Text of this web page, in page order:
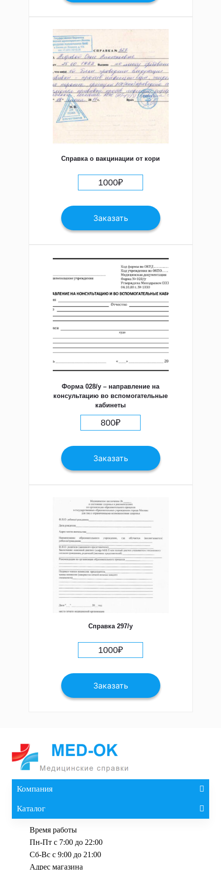
Справка о вакцинации от кори
1000₽
Заказать
Форма 028/у – направление на
консультацию во вспомогательные
кабинеты
800₽
Заказать
Справка 297/у
1000₽
Заказать
Компания
Каталог
Время работы
Пн-Пт с 7:00 до 22:00
Сб-Вс с 9:00 до 21:00
Адрес магазина